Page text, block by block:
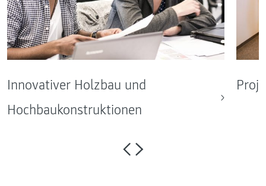
Innovativer Holzbau und
Hochbaukonstruktionen